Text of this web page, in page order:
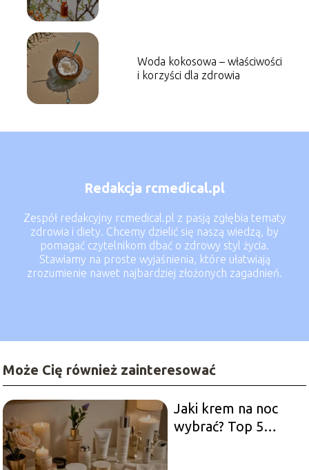
Woda kokosowa – właściwości
i korzyści dla zdrowia
Redakcja rcmedical.pl
Zespół redakcyjny rcmedical.pl z pasją zgłębia tematy
zdrowia i diety. Chcemy dzielić się naszą wiedzą, by
pomagać czytelnikom dbać o zdrowy styl życia.
Stawiamy na proste wyjaśnienia, które ułatwiają
zrozumienie nawet najbardziej złożonych zagadnień.
Może Cię również zainteresować
Jaki krem na noc
wybrać? Top 5